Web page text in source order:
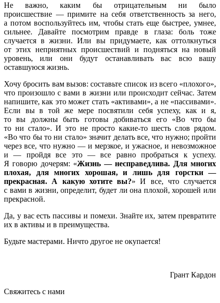
Не важно, каким бы отрицательным ни было
происшествие — примите на себя ответственность за него,
а потом воспользуйтесь им, чтобы стать еще быстрее, умнее,
сильнее. Давайте посмотрим правде в глаза: боль тоже
случается в жизни. Или вы придумаете, как оттолкнуться
от этих неприятных происшествий и подняться на новый
уровень, или они будут останавливать вас всю вашу
оставшуюся жизнь.
Хочу бросить вам вызов: составьте список из всего «плохого»,
что произошло с вами в жизни или происходит сейчас. Затем
напишите, как это может стать «активами», а не «пассивами».
Если вы в той же мере посвятили себя успеху, как и я,
то вы должны быть готовы добиваться его «Во что бы
то ни стало». И это не просто какие-то шесть слов рядом.
«Во что бы то ни стало» значит делать все, что нужно; пройти
через все, что нужно — и мерзкое, и ужасное, и невозможное
и — пройдя все это — все равно пробраться к успеху.
Я говорю дочерям: «Жизнь — несправедлива. Для многих
плохая, для многих хорошая, и лишь для горстки —
прекрасная. А какую хотите вы?» И все, что случается
с вами в жизни, определит, будет ли она плохой, хорошей или
прекрасной.
Да, у вас есть пассивы и помехи. Знайте их, затем превратите
их в активы и в преимущества.
Будьте мастерами. Ничто другое не окупается!
Грант Кардон
Свяжитесь с нами